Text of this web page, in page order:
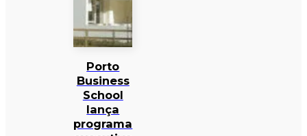
Porto
Business
School
lança
programa